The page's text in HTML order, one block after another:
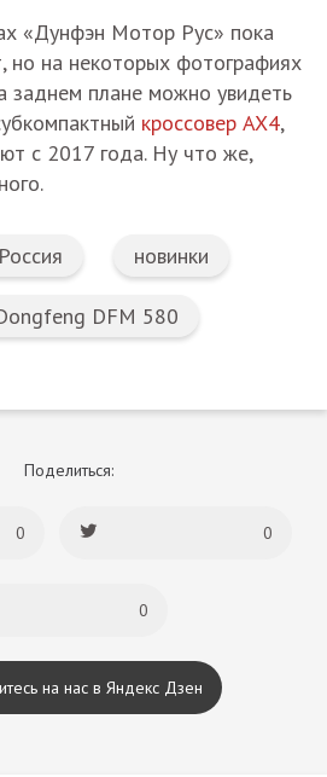
«Дунфэн Мотор Рус» пока
но на некоторых фотографиях
заднем плане можно увидеть
кроссовер AX4,
с 2017 года. Ну что же,
Россия новинки
DFM 580
Поделиться:
0 0
0
на нас в Яндекс Дзен